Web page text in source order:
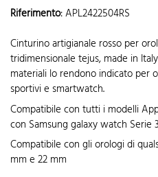
Riferimento:APL2422504RS
Cinturino artigianale rosso per
tridimensionale tejus, made in
materiali lo rendono indicato per
sportivi e smartwatch.
Compatibile con tutti i modelli
con Samsung galaxy watch Serie 3
Compatibile con gli orologi di
mm e 22 mm